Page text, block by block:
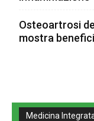
Osteoartrosi
mostra
Medicina